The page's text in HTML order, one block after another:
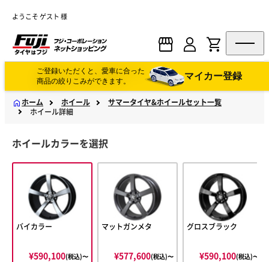
ようこそ ゲスト 様
ご登録いただくと、愛車に合った
商品の絞りこみができます。
マイカー登録
ホーム ホイール
サマータイヤ&ホイールセット一覧
ホイール詳細
ホイールカラーを選択
バイカラー
¥590,100(税込)〜
マットガンメタ
¥577,600(税込)〜
グロスブラック
¥590,100(税込)〜